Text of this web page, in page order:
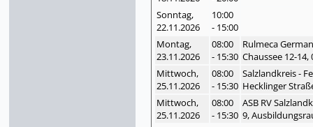
Sonntag,
22.11.2026
10:00
- 15:00
Montag,
23.11.2026
08:00
- 15:30
Rulmeca
Chaussee 12-
Mittwoch,
25.11.2026
08:00
- 15:30
Salzlandkreis -
Hecklinger
Mittwoch,
25.11.2026
08:00
- 15:30
ASB RV
9,